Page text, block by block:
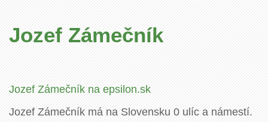
Jozef Zámečník
Jozef Zámečník na epsilon.sk
Jozef Zámečník má na Slovensku 0 ulíc a námestí.